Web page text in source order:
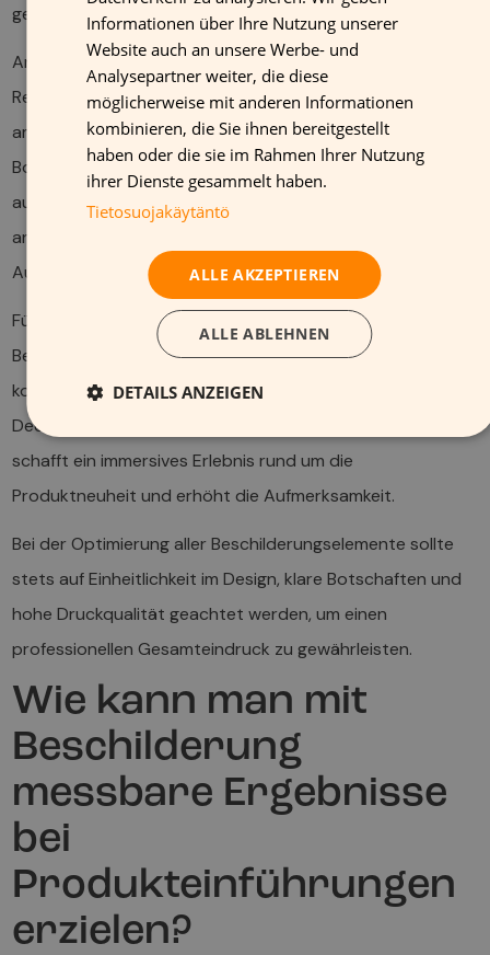
gewährleisten dabei Sicherheit und Langlebigkeit.
An Regalen kommen kleinere Formate wie Wobbler,
Regalstopper oder Preisschilder zum Einsatz, die direkt
am Point-of-Decision wirken. Diese sollten prägnante
Botschaften vermitteln und die Vorteile neuer Produkte
auf einen Blick kommunizieren. Flexible, leicht
anzubringende Materialien erleichtern hier den häufigen
Austausch.
Für spezielle Aktionsflächen empfehlen sich umfassende
Beschilderungskonzepte, die verschiedene Elemente
kombinieren – von Bodengrafiken über Displays bis hin zu
Deckenhängern. Diese mehrdimensionale Ansprache
schafft ein immersives Erlebnis rund um die
Produktneuheit und erhöht die Aufmerksamkeit.
Bei der Optimierung aller Beschilderungselemente sollte
stets auf Einheitlichkeit im Design, klare Botschaften und
hohe Druckqualität geachtet werden, um einen
professionellen Gesamteindruck zu gewährleisten.
Wie kann man mit
Beschilderung
messbare Ergebnisse
bei
Produkteinführungen
erzielen?
Informationen über Ihre Nutzung unserer
Website auch an unsere Werbe- und
Analysepartner weiter, die diese
möglicherweise mit anderen Informationen
kombinieren, die Sie ihnen bereitgestellt
haben oder die sie im Rahmen Ihrer Nutzung
ihrer Dienste gesammelt haben.
Tietosuojakäytäntö
ALLE AKZEPTIEREN
ALLE ABLEHNEN
DETAILS ANZEIGEN